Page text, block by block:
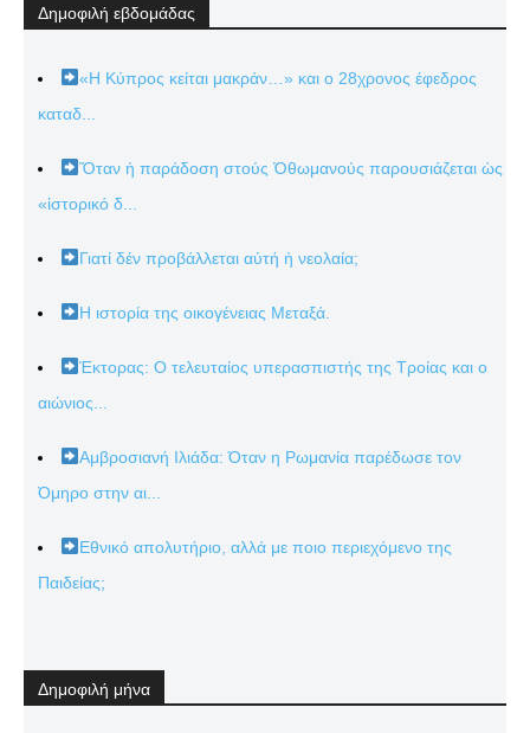
Δημοφιλή εβδομάδας
«Η Κύπρος κείται μακράν…» και ο 28χρονος έφεδρος
καταδ...
Ὅταν ἡ παράδοση στούς Ὀθωμανούς παρουσιάζεται ὡς
«ἱστορικό δ...
Γιατί δέν προβάλλεται αὐτή ἡ νεολαία;
Η ιστορία της οικογένειας Μεταξά.
Έκτορας: Ο τελευταίος υπερασπιστής της Τροίας και ο
αιώνιος...
Αμβροσιανή Ιλιάδα: Όταν η Ρωμανία παρέδωσε τον
Όμηρο στην αι...
Εθνικό απολυτήριο, αλλά με ποιο περιεχόμενο της
Παιδείας;
Δημοφιλή μήνα